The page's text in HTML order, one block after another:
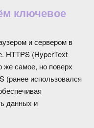
ключевое
и сервером в
HTTPS (HyperText
же самое, но поверх
(ранее использовался
данных и